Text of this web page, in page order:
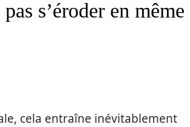
s’éroder en même
cela entraîne inévitablement